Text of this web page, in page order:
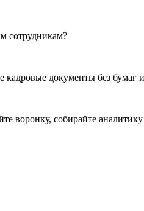
сотрудникам?
кадровые документы без бумаг
воронку, собирайте